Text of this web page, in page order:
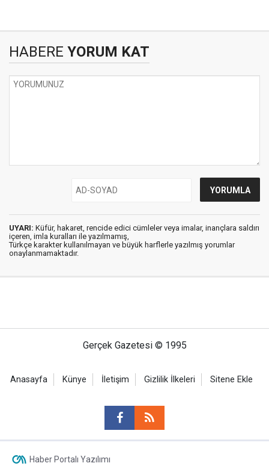
HABERE YORUM KAT
UYARI: Küfür, hakaret, rencide edici cümleler veya imalar, inançlara saldırı
içeren, imla kuralları ile yazılmamış,
Türkçe karakter kullanılmayan ve büyük harflerle yazılmış yorumlar
onaylanmamaktadır.
Gerçek Gazetesi © 1995
Anasayfa Künye İletişim Gizlilik İlkeleri Sitene Ekle
Haber Portalı Yazılımı